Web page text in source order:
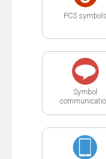
PCS symbols
Symbol